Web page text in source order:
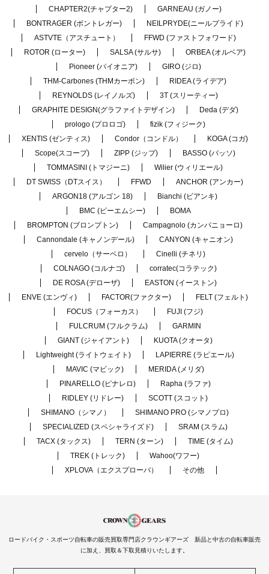
CHAPTER2(チャプター2)
GARNEAU (ガノー)
BONTRAGER (ボントレガー)
NEILPRYDE(ニールプライド)
ASTVTE（アスチュート）
FFWD (ファストフォワード)
ROTOR (ローター)
SALSA (サルサ)
ORBEA (オルベア)
Pioneer (パイオニア)
GIRO (ジロ)
THM-Carbones (THMカーボン)
RIDEA (ライデア)
REYNOLDS (レイノルズ)
3T (スリーティー)
GRAPHITE DESIGN(グラファイトデザイン)
Deda (デダ)
prologo (プロロゴ)
fizik (フィジーク)
XENTIS (ゼンティス)
Condor（コンドル）
KOGA (コガ)
Scope(スコープ)
ZIPP (ジップ)
BASSO (バッソ)
TOMMASINI (トマジーニ)
Wilier (ウィリエール)
DT SWISS（DTスイス）
FFWD
ANCHOR (アンカー)
ARGON18 (アルゴン 18)
Bianchi (ビアンキ)
BMC (ビーエムシー)
BOMA
BROMPTON (ブロンプトン)
Campagnolo (カンパニョーロ)
Cannondale (キャノンデール)
CANYON (キャニオン)
cervelo（サーベロ）
Cinelli (チネリ)
COLNAGO (コルナゴ)
corratec(コラテック)
DE ROSA (デローザ)
EASTON (イーストン)
ENVE (エンヴィ)
FACTOR(ファクター)
FELT (フェルト)
FOCUS（フォーカス）
FUJI (フジ)
FULCRUM (フルクラム)
GARMIN
GIANT (ジャイアント)
KUOTA (クオータ)
Lightweight (ライトウェイト)
LAPIERRE (ラピエール)
MAVIC (マビック)
MERIDA (メリダ)
PINARELLO (ピナレロ)
Rapha (ラファ)
RIDLEY (リドレー)
SCOTT (スコット)
SHIMANO（シマノ）
SHIMANO PRO (シマノプロ)
SPECIALIZED (スペシャライズド)
SRAM (スラム)
TACX (タックス)
TERN (ターン)
TIME (タイム)
TREK (トレック)
Wahoo(ワフー)
XPLOVA（エクスプローバ）
その他
ロードバイク・スポーツ自転車の販売買取専門店クラウンギアーズ 新品と中古の自転車販売
に加え、買取＆下取見積りいたします。